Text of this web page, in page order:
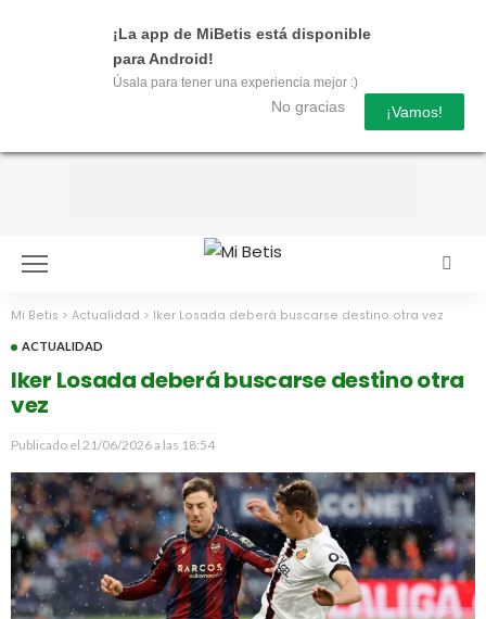
¡La app de MiBetis está disponible
para Android!
Úsala para tener una experiencia mejor :)
No gracias ¡Vamos!
Mi Betis > Actualidad > Iker Losada deberá buscarse destino otra vez
ACTUALIDAD
Iker Losada deberá buscarse destino otra
vez
Publicado el 21/06/2026 a las 18:54